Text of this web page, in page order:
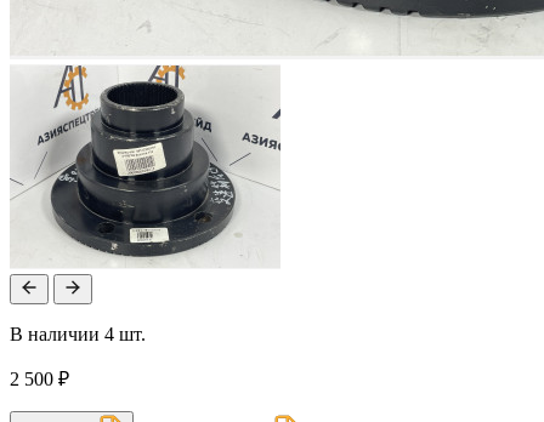
В наличии 4 шт.
2 500 ₽